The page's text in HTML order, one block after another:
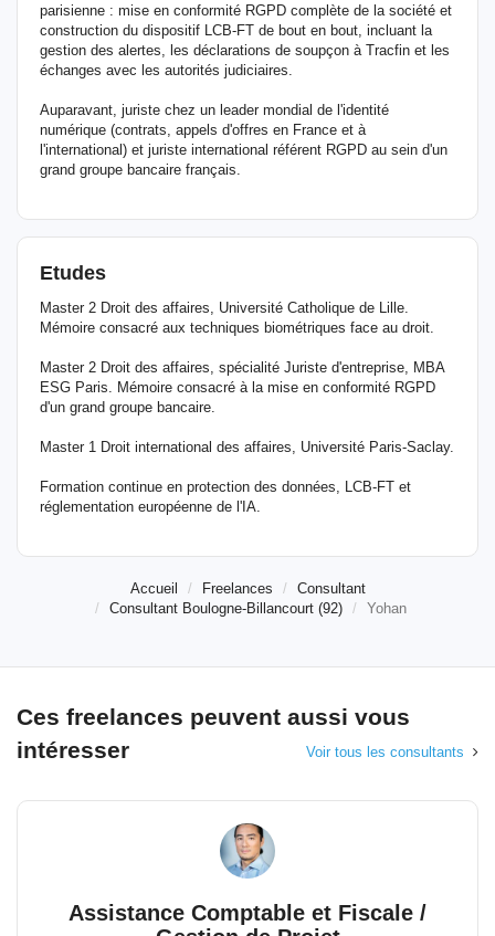
parisienne : mise en conformité RGPD complète de la société et
construction du dispositif LCB-FT de bout en bout, incluant la
gestion des alertes, les déclarations de soupçon à Tracfin et les
échanges avec les autorités judiciaires.
Auparavant, juriste chez un leader mondial de l'identité
numérique (contrats, appels d'offres en France et à
l'international) et juriste international référent RGPD au sein d'un
grand groupe bancaire français.
Etudes
Master 2 Droit des affaires, Université Catholique de Lille.
Mémoire consacré aux techniques biométriques face au droit.
Master 2 Droit des affaires, spécialité Juriste d'entreprise, MBA
ESG Paris. Mémoire consacré à la mise en conformité RGPD
d'un grand groupe bancaire.
Master 1 Droit international des affaires, Université Paris-Saclay.
Formation continue en protection des données, LCB-FT et
réglementation européenne de l'IA.
Accueil Freelances
Consultant
Consultant Boulogne-Billancourt (92)
Yohan
Ces freelances peuvent aussi vous
intéresser
Voir tous les consultants
Assistance Comptable et Fiscale /